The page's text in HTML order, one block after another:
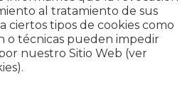
al tratamiento de sus
ciertos tipos de cookies como
o técnicas pueden impedir
nuestro Sitio Web (ver